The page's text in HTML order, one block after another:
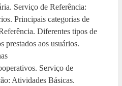
Serviço de Referência:
Principais categorias de
Diferentes tipos de
prestados aos usuários.
Serviço de
Atividades Básicas.